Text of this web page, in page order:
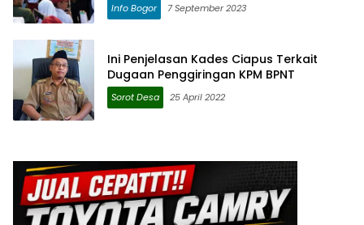
Info Bogor 7 September 2023
Ini Penjelasan Kades Ciapus Terkait
Dugaan Penggiringan KPM BPNT
Sorot Desa 25 April 2022